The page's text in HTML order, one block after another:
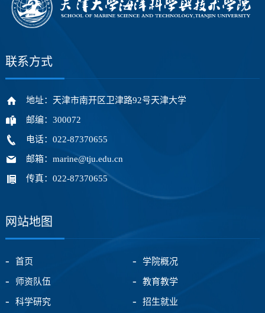
联系方式
地址：天津市南开区卫津路92号天津大学
邮编：300072
电话：022-87370655
邮箱：marine@tju.edu.cn
传真：022-87370655
网站地图
首页 学院概况
师资队伍 教育教学
科学研究 招生就业